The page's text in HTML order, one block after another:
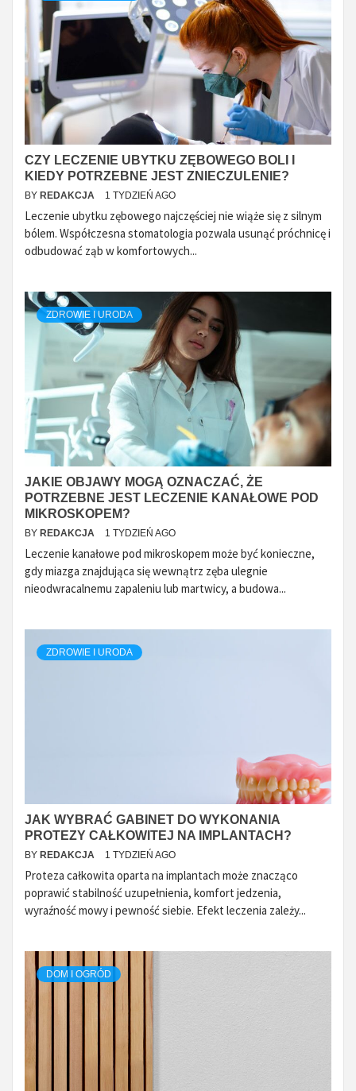
CZY LECZENIE UBYTKU ZĘBOWEGO BOLI I
KIEDY POTRZEBNE JEST ZNIECZULENIE?
BY REDAKCJA 1 TYDZIEŃ AGO
Leczenie ubytku zębowego najczęściej nie wiąże się z silnym
bólem. Współczesna stomatologia pozwala usunąć próchnicę i
odbudować ząb w komfortowych...
ZDROWIE I URODA
JAKIE OBJAWY MOGĄ OZNACZAĆ, ŻE
POTRZEBNE JEST LECZENIE KANAŁOWE POD
MIKROSKOPEM?
BY REDAKCJA 1 TYDZIEŃ AGO
Leczenie kanałowe pod mikroskopem może być konieczne,
gdy miazga znajdująca się wewnątrz zęba ulegnie
nieodwracalnemu zapaleniu lub martwicy, a budowa...
ZDROWIE I URODA
JAK WYBRAĆ GABINET DO WYKONANIA
PROTEZY CAŁKOWITEJ NA IMPLANTACH?
BY REDAKCJA 1 TYDZIEŃ AGO
Proteza całkowita oparta na implantach może znacząco
poprawić stabilność uzupełnienia, komfort jedzenia,
wyraźność mowy i pewność siebie. Efekt leczenia zależy...
DOM I OGRÓD